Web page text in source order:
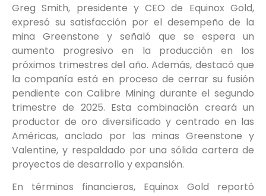
Greg Smith, presidente y CEO de Equinox Gold,
expresó su satisfacción por el desempeño de la
mina Greenstone y señaló que se espera un
aumento progresivo en la producción en los
próximos trimestres del año. Además, destacó que
la compañía está en proceso de cerrar su fusión
pendiente con Calibre Mining durante el segundo
trimestre de 2025. Esta combinación creará un
productor de oro diversificado y centrado en las
Américas, anclado por las minas Greenstone y
Valentine, y respaldado por una sólida cartera de
proyectos de desarrollo y expansión.
En términos financieros, Equinox Gold reportó